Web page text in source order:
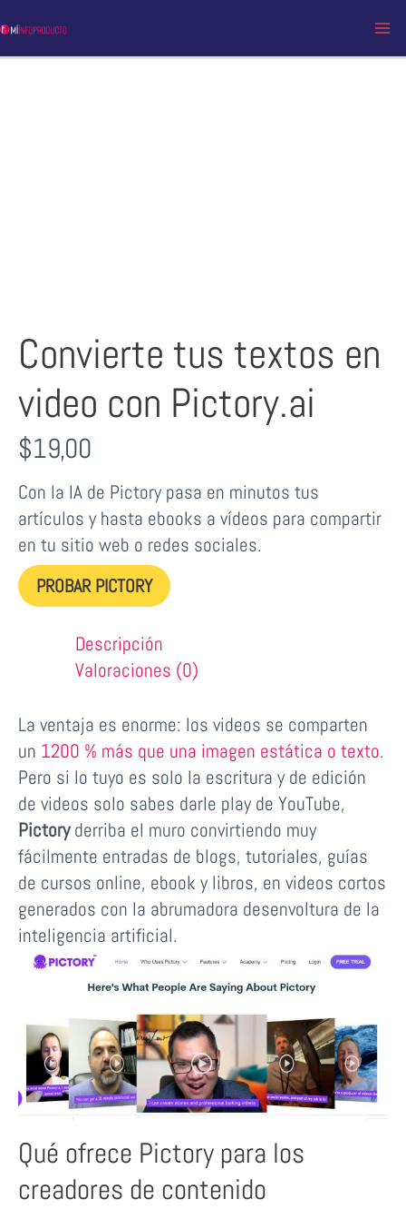
al
contenido
Convierte tus textos en
video con Pictory.ai
$19,00
Con la IA de Pictory pasa en minutos tus
artículos y hasta ebooks a vídeos para compartir
en tu sitio web o redes sociales.
PROBAR PICTORY
Descripción
Valoraciones (0)
La ventaja es enorme: los videos se comparten
un 1200 % más que una imagen estática o texto.
Pero si lo tuyo es solo la escritura y de edición
de videos solo sabes darle play de YouTube,
Pictoryderriba el muro convirtiendo muy
fácilmente entradas de blogs, tutoriales, guías
de cursos online, ebook y libros, en videos cortos
generados con la abrumadora desenvoltura de la
inteligencia artificial.
Qué ofrece Pictory para los
creadores de contenido